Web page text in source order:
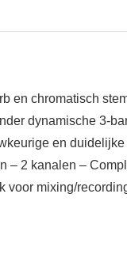
en chromatisch
dynamische 3-
en
– 2 kanalen –
voor mixing/